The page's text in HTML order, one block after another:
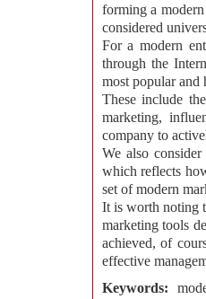
forming a
considered
For a modern
through the
most popular and
These include
marketing,
company to
We also
which reflects
set of modern
It is worth noting
marketing tools
achieved, of
effective
Keywords: